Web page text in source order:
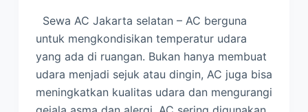
Sewa AC Jakarta selatan – AC berguna
untuk mengkondisikan temperatur udara
yang ada di ruangan. Bukan hanya membuat
udara menjadi sejuk atau dingin, AC juga bisa
meningkatkan kualitas udara dan mengurangi